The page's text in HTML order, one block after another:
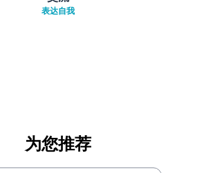
表达自我
为您推荐